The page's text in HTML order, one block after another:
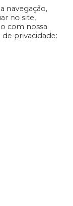
navegação,
no site,
com nossa
privacidade: